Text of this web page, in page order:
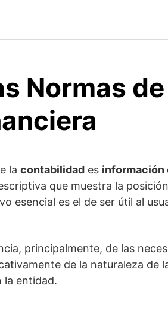
Normas de
la contabilidad es
que muestra la
esencial es el de ser útil al
principalmente, de las
de la naturaleza de
la entidad.